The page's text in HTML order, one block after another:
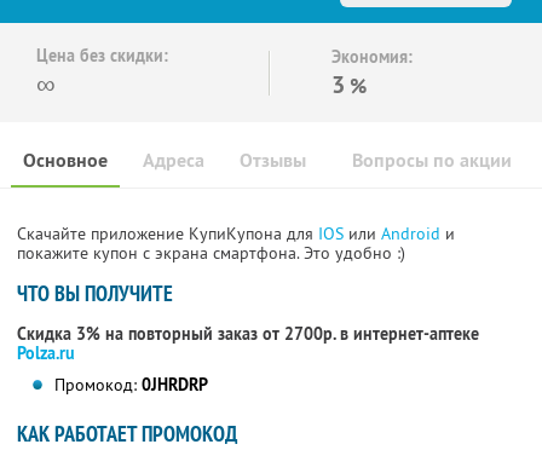
Цена без скидки:
∞
Экономия:
3 %
Основное Отзывы Вопросы по акции
Адреса
Скачайте приложение КупиКупона для IOS или Android и
покажите купон с экрана смартфона. Это удобно :)
ЧТО ВЫ ПОЛУЧИТЕ
Скидка 3% на повторный заказ от 2700р. в интернет-аптеке
Polza.ru
Промокод: 0JHRDRP
КАК РАБОТАЕТ ПРОМОКОД